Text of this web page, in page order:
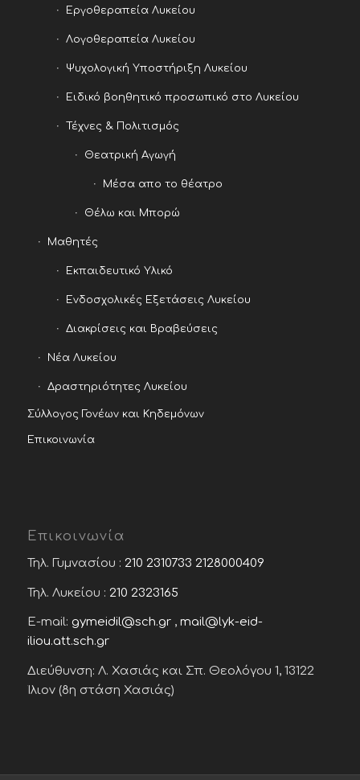
Εργοθεραπεία Λυκείου
Λογοθεραπεία Λυκείου
Ψυχολογική Υποστήριξη Λυκείου
Ειδικό βοηθητικό προσωπικό στο Λυκείου
Τέχνες & Πολιτισμός
Θεατρική Αγωγή
Μέσα απο το θέατρο
Θέλω και Μπορώ
Μαθητές
Εκπαιδευτικό Υλικό
Ενδοσχολικές Εξετάσεις Λυκείου
Διακρίσεις και Βραβεύσεις
Νέα Λυκείου
Δραστηριότητες Λυκείου
Σύλλογος Γονέων και Κηδεμόνων
Επικοινωνία
Επικοινωνία
Τηλ. Γυμνασίου : 210 2310733 2128000409
Τηλ. Λυκείου : 210 2323165
E-mail: gymeidil@sch.gr, mail@lyk-eid-
iliou.att.sch.gr
Διεύθυνση: Λ. Χασιάς και Σπ. Θεολόγου 1, 13122
Ίλιον (8η στάση Χασιάς)